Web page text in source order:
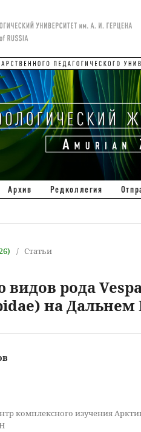
Архив Редколлегия
/ Статьи
рода
на Дальнем
комплексного изучения